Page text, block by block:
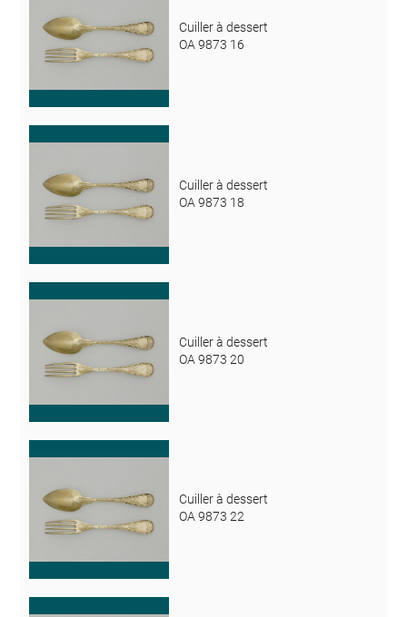
Cuiller à dessert
OA 9873 16
Cuiller à dessert
OA 9873 18
Cuiller à dessert
OA 9873 20
Cuiller à dessert
OA 9873 22